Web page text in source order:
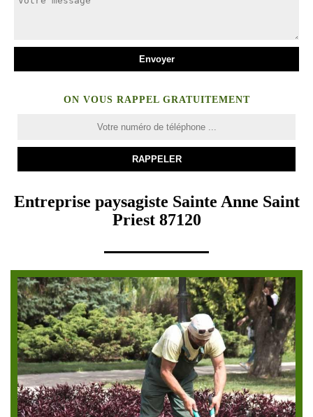
ON VOUS RAPPEL GRATUITEMENT
Entreprise paysagiste Sainte Anne Saint
Priest 87120